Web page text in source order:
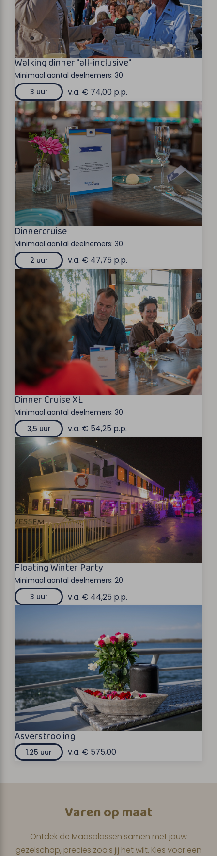
Walking dinner "all-inclusive"
Minimaal aantal deelnemers: 30
3 uur
v.a. € 74,00 p.p.
Dinnercruise
Minimaal aantal deelnemers: 30
2 uur
v.a. € 47,75 p.p.
Dinner Cruise XL
Minimaal aantal deelnemers: 30
3,5 uur
v.a. € 54,25 p.p.
Floating Winter Party
Minimaal aantal deelnemers: 20
3 uur
v.a. € 44,25 p.p.
Asverstrooiing
1,25 uur v.a. € 575,00
Varen op maat
Ontdek de Maasplassen samen met jouw
gezelschap, precies zoals jij het wilt. Kies voor een